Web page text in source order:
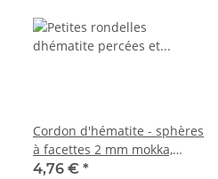
Cordon d'hématite - sphères
à facettes 2 mm mokka,
longueur 38 cm /1807
4,76 € *